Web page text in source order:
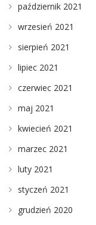
październik 2021
wrzesień 2021
sierpień 2021
lipiec 2021
czerwiec 2021
maj 2021
kwiecień 2021
marzec 2021
luty 2021
styczeń 2021
grudzień 2020